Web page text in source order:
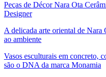
Peças de Décor Nara Ota
Designer
A delicada arte oriental de Nara
ao ambiente
Vasos esculturais em concreto,
são o DNA da marca Monamia